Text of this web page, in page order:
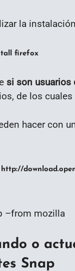
la
firefox
si son usuarios
de los
hacer con
–from mozilla
o
Snap